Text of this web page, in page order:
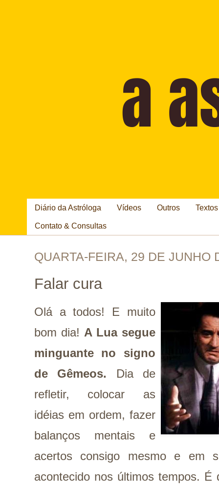
Diário da Astróloga Vídeos Outros
Contato & Consultas
QUARTA-FEIRA, 29 DE JUNHO
Falar cura
Olá a todos! E muito
bom dia! A Lua segue
minguante no signo
de Gêmeos. Dia de
refletir, colocar as
idéias em ordem, fazer
balanços mentais e
acertos consigo mesmo e em
acontecido nos últimos tempos.